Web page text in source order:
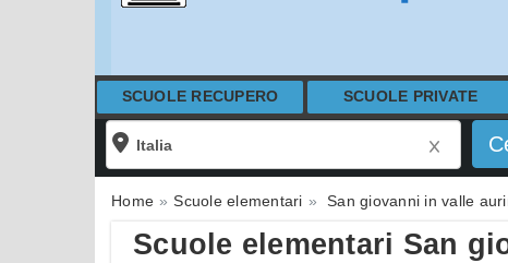
SCUOLE RECUPERO SCUOLE PRIVATE
Home Scuole elementari San giovanni in valle
Scuole elementari San